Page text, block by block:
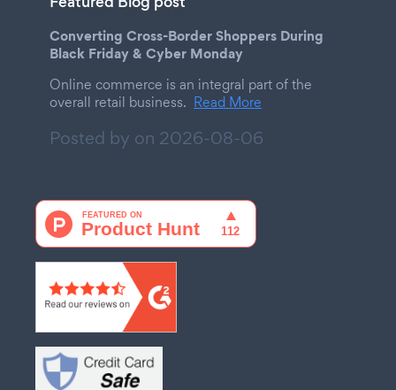
Converting Cross-Border Shoppers During
Black Friday & Cyber Monday
Online commerce is an integral part of the
overall retail business. Read More
Posted by on 2026-08-06